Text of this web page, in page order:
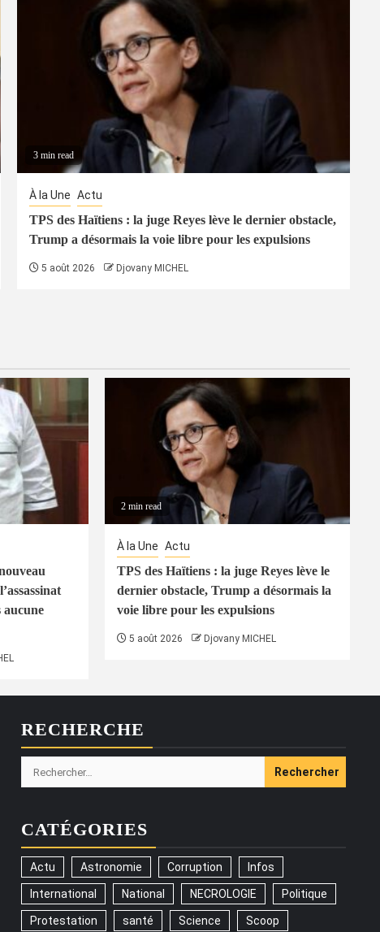
3 min read
À la Une Actu
TPS des Haïtiens : la juge Reyes lève le dernier obstacle,
Trump a désormais la voie libre pour les expulsions
5 août 2026 Djovany MICHEL
aucune
2 min read
À la Une Actu
TPS des Haïtiens : la juge Reyes lève le
dernier obstacle, Trump a désormais la
voie libre pour les expulsions
5 août 2026 Djovany MICHEL
RECHERCHE
Rechercher :
CATÉGORIES
Actu Astronomie Corruption Infos
International National NECROLOGIE Politique
Protestation santé Science Scoop